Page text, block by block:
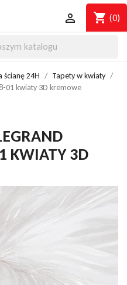
shopping_cart (0)

ścianę 24H
Tapety w kwiaty
01 kwiaty 3D kremowe
KWIATY 3D